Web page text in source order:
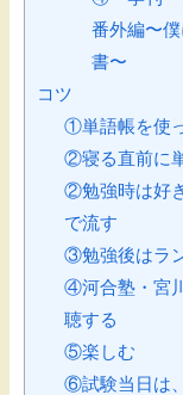
番外編〜
書〜
コツ
①単語帳を使
②寝る直前に
②勉強時は好
で流す
③勉強後はラ
④河合塾・宮
聴する
⑤楽しむ
⑥試験当日は